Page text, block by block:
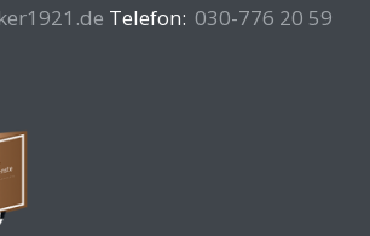
Telefon: 030-776 20 59